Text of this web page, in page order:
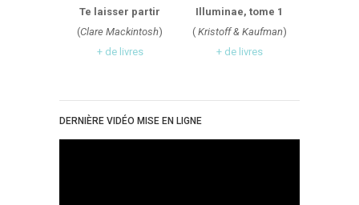
Te laisser partir
(Clare Mackintosh)
+ de livres
Illuminae, tome 1
(Kristoff & Kaufman)
+ de livres
DERNIÈRE VIDÉO MISE EN LIGNE